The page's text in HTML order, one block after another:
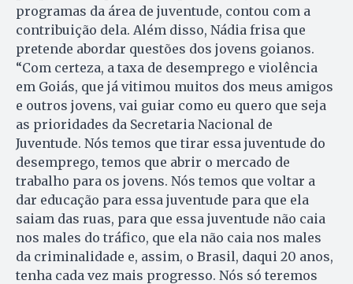
programas da área de juventude, contou com a
contribuição dela. Além disso, Nádia frisa que
pretende abordar questões dos jovens goianos.
“Com certeza, a taxa de desemprego e violência
em Goiás, que já vitimou muitos dos meus amigos
e outros jovens, vai guiar como eu quero que seja
as prioridades da Secretaria Nacional de
Juventude. Nós temos que tirar essa juventude do
desemprego, temos que abrir o mercado de
trabalho para os jovens. Nós temos que voltar a
dar educação para essa juventude para que ela
saiam das ruas, para que essa juventude não caia
nos males do tráfico, que ela não caia nos males
da criminalidade e, assim, o Brasil, daqui 20 anos,
tenha cada vez mais progresso. Nós só teremos